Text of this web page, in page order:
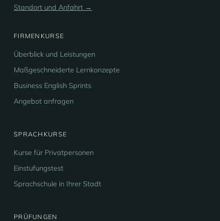
Standort und Anfahrt →
FIRMENKURSE
Überblick und Leistungen
Maßgeschneiderte Lernkonzepte
Business English Sprints
Angebot anfragen
SPRACHKURSE
Kurse für Privatpersonen
Einstufungstest
Sprachschule in Ihrer Stadt
PRÜFUNGEN